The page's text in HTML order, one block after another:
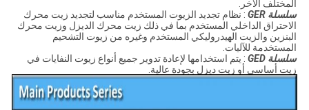
المختلف الآخر.
سلسلة GER
: نظام تجديد الزيوت المستخدم مناسب لتجديد زيت محرك
الاحتراق الداخلي المستخدم بما في ذلك زيت محرك الديزل وزيت محرك
البنزين والزيت الهيدروليكي المستخدم وغيره من زيوت التشحيم
المستخدمة للآليات.
سلسلة GED
: يتم استخدامها لإعادة تدوير جميع أنواع زيوت النفايات في
زيت أساسي أو زيت ديزل بجودة عالية.